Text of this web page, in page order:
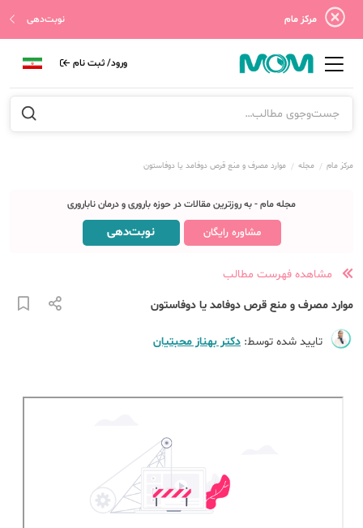
مرکز مام نوبت‌دهی
ورود/ ثبت نام
مرکز مام مجله موارد مصرف و منع قرص دوفامد یا دوفاستون
مجله مام - به روزترین مقالات در حوزه باروری و درمان ناباروری
مشاوره رایگان نوبت‌دهی
مشاهده فهرست مطالب
موارد مصرف و منع قرص دوفامد یا دوفاستون
تایید شده توسط: دکتر بهناز محبتیان